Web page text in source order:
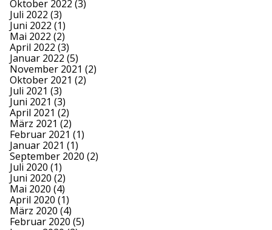
Oktober 2022 (3)
Juli 2022 (3)
Juni 2022 (1)
Mai 2022 (2)
April 2022 (3)
Januar 2022 (5)
November 2021 (2)
Oktober 2021 (2)
Juli 2021 (3)
Juni 2021 (3)
April 2021 (2)
März 2021 (2)
Februar 2021 (1)
Januar 2021 (1)
September 2020 (2)
Juli 2020 (1)
Juni 2020 (2)
Mai 2020 (4)
April 2020 (1)
März 2020 (4)
Februar 2020 (5)